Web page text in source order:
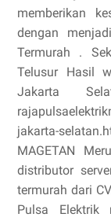
memberikan
dengan
Termurah .
Telusur Hasil
Jakarta
jakarta-
MAGETAN
distributor
termurah dari
Pulsa Elektrik